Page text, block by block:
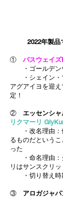
2022年製品
① パスウェイ
・ゴールデン
・シェイン・
アグアイヨを迎
定！
② エッセンシ
リクマーリ
・改名理由：
るものだという
った
・命名理由：
リはサンスクリ
・切り替え時
③ アロガジャ